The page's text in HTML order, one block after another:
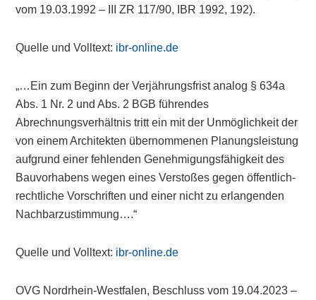
vom 19.03.1992 – III ZR 117/90, IBR 1992, 192).
Quelle und Volltext: ibr-online.de
„…Ein zum Beginn der Verjährungsfrist analog § 634a
Abs. 1 Nr. 2 und Abs. 2 BGB führendes
Abrechnungsverhältnis tritt ein mit der Unmöglichkeit der
von einem Architekten übernommenen Planungsleistung
aufgrund einer fehlenden Genehmigungsfähigkeit des
Bauvorhabens wegen eines Verstoßes gegen öffentlich-
rechtliche Vorschriften und einer nicht zu erlangenden
Nachbarzustimmung….“
Quelle und Volltext: ibr-online.de
OVG Nordrhein-Westfalen, Beschluss vom 19.04.2023 –